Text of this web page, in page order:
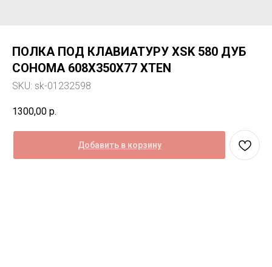
ПОЛКА ПОД КЛАВИАТУРУ XSK 580 ДУБ
СОНОМА 608Х350Х77 XTEN
SKU: sk-01232598
1300,00 р.
Добавить в корзину